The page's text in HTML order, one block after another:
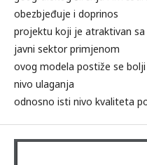
obezbjeđuje i doprinos
projektu koji je atraktivan
javni sektor primjenom
ovog modela postiže se
nivo ulaganja
odnosno isti nivo kvaliteta